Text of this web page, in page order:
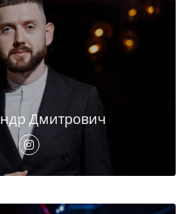
Дмитрович